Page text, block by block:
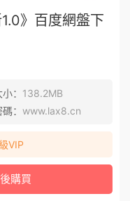
》百度網盤下
： 138.2MB
： www.lax8.cn
VIP
購買